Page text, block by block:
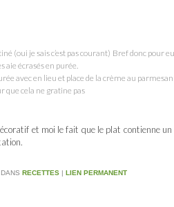
(oui je sais c’est pas courant) Bref donc pour
aie écrasés en purée.
avec en lieu et place de la crème au parmesan
que cela ne gratine pas
et moi le fait que le plat contienne un
DANS RECETTES | LIEN PERMANENT